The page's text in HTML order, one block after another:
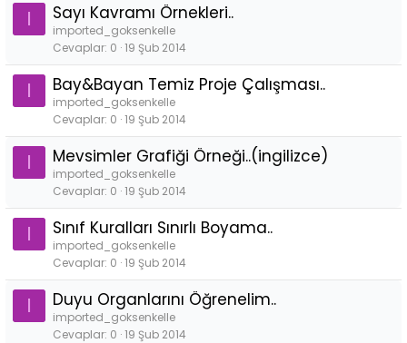
I Sayı Kavramı Örnekleri..
imported_goksenkelle
Cevaplar 0 19 Şub 2014
I Bay&Bayan Temiz Proje Çalışması..
imported_goksenkelle
Cevaplar 0 19 Şub 2014
I Mevsimler Grafiği Örneği..(ingilizce)
imported_goksenkelle
Cevaplar 0 19 Şub 2014
I Sınıf Kuralları Sınırlı Boyama..
imported_goksenkelle
Cevaplar 0 19 Şub 2014
I Duyu Organlarını Öğrenelim..
imported_goksenkelle
Cevaplar 0 19 Şub 2014